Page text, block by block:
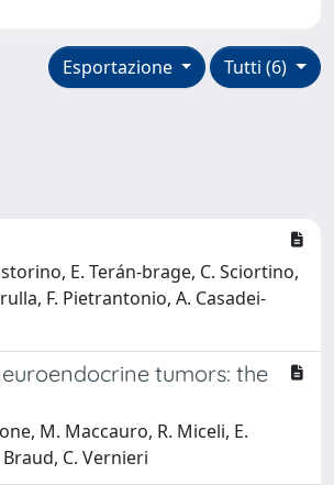
Tutti (6)
Esportazione
E. Terán‐brage, C. Sciortino,
F. Pietrantonio, A. Casadei‐
tumors: the
M. Maccauro, R. Miceli, E.
C. Vernieri